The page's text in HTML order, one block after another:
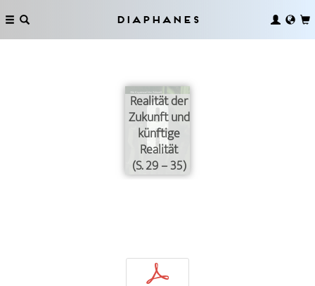
Diaphanes
Realität der
Zukunft und
künftige
Realität
(S. 29 – 35)
p